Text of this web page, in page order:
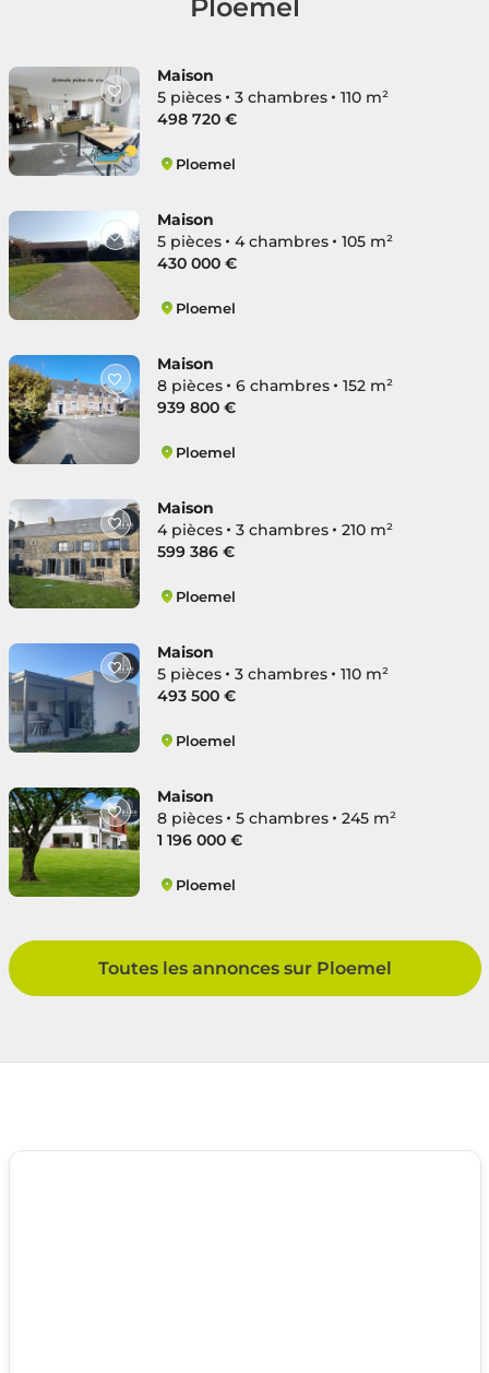
Ploemel
Maison
5 pièces
3 chambres
110 m²
498 720 €
Ploemel
Maison
5 pièces
4 chambres
105 m²
430 000 €
Ploemel
Maison
8 pièces
6 chambres
152 m²
939 800 €
Ploemel
Maison
4 pièces
3 chambres
210 m²
599 386 €
Ploemel
Maison
5 pièces
3 chambres
110 m²
493 500 €
Ploemel
Maison
8 pièces
5 chambres
245 m²
1 196 000 €
Ploemel
Toutes les annonces sur Ploemel